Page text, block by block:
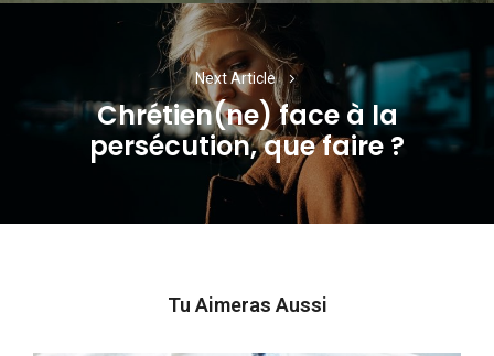
Next Article
Next
post:
Chrétien(ne) face à la
persécution, que faire ?
Tu Aimeras Aussi